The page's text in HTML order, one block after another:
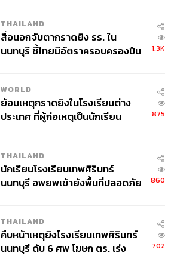
THAILAND
สื่อนอกจับตากราดยิง รร. ใน
นนทบุรี ชี้ไทยมีอัตราครอบครองปืน
1.3K
WORLD
ย้อนเหตุกราดยิงในโรงเรียนต่าง
ประเทศ ที่ผู้ก่อเหตุเป็นนักเรียน
875
THAILAND
นักเรียนโรงเรียนเทพศิรินทร์
นนทบุรี อพยพเข้ายังพื้นที่ปลอดภัย
860
THAILAND
คืบหน้าเหตุยิงโรงเรียนเทพศิรินทร์
นนทบุรี ดับ 6 ศพ โฆษก ตร. เร่ง
702